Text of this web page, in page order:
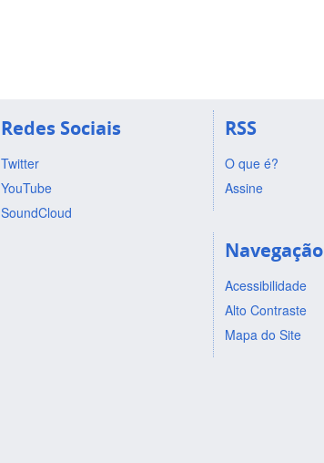
Redes Sociais
Twitter
YouTube
SoundCloud
RSS
O que é?
Assine
Navegação
Acessibilidade
Alto Contraste
Mapa do Site